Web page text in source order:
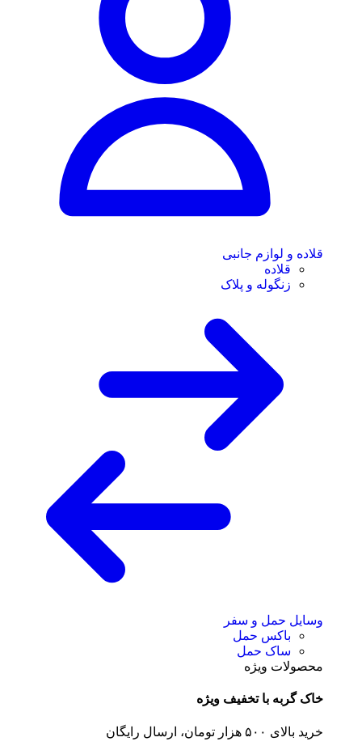
قلاده و لوازم جانبی
قلاده
زنگوله و پلاک
وسایل حمل و سفر
باکس حمل
ساک حمل
محصولات ویژه
خاک گربه با تخفیف ویژه
خرید بالای ۵۰۰ هزار تومان، ارسال رایگان